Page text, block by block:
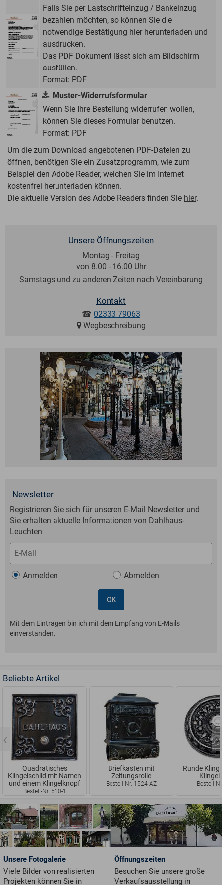
Falls Sie per Lastschrifteinzug / Bankeinzug
bezahlen möchten, so können Sie die
notwendige Bestätigung hier herunterladen und
ausdrucken.
Das PDF Dokument lässt sich am Bildschirm
ausfüllen.
Format: PDF
Muster-Widerrufsformular
Wenn Sie Ihre Bestellung widerrufen wollen,
können Sie dieses Formular benutzen.
Format: PDF
Um die zum Download angebotenen PDF-Dateien zu
öffnen, benötigen Sie ein Zusatzprogramm, wie zum
Beispiel den Adobe Reader, welchen Sie im Internet
kostenfrei herunterladen können.
Die aktuelle Version des Adobe Readers finden Sie hier.
Unsere Öffnungszeiten
Montag - Freitag
von 8.00 - 16.00 Uhr
Samstags und zu anderen Zeiten nach Vereinbarung
Kontakt
☎ 02333 79063
Wegbeschreibung
Newsletter
Registrieren Sie sich für unse­ren E-Mail News­letter und
Sie erhal­ten ak­tu­el­le Infor­ma­tio­nen von Dahlhaus-
Leuchten
Anmelden Abmelden
Mit dem Eintragen bin ich mit dem Empfang von E-Mails
einverstanden.
Beliebte Artikel
Quadratisches
Klingelschild mit Namen
und einem Klingelknopf
Bestell-Nr. 510-1
Briefkasten mit
Zeitungsrolle
Bestell-Nr. 1524 AZ
Runde
Bestell-
Unsere Fotogalerie
Viele Bilder von realisierten
Projekten können Sie in
Öffnungszeiten
Besuchen Sie unsere große
Verkaufsausstellung in